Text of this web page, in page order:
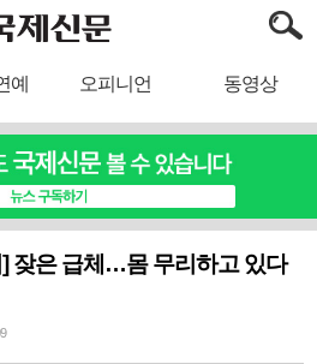
예 오피니언 동영상
잦은 급체…몸 무리하고 있다